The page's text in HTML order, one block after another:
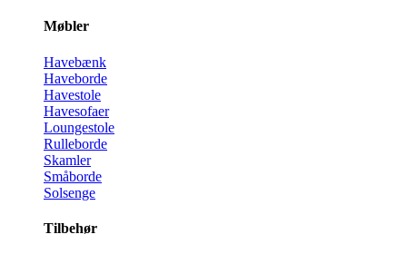
Møbler
Havebænk
Haveborde
Havestole
Havesofaer
Loungestole
Rulleborde
Skamler
Småborde
Solsenge
Tilbehør